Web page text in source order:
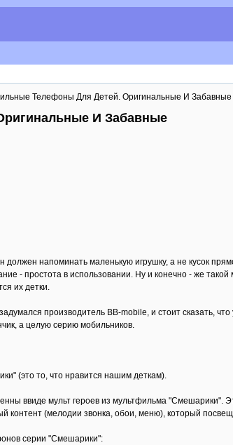
Телефоны Для Детей. Оригинальные И Забавные
И Забавные
напоминать маленькую игрушку, а не кусок
- простота в использовании. Ну и конечно - же
их детки.
производитель BB-mobile, и стоит сказать,
а целую серию мобильников.
(это то, что нравится нашим деткам).
ввиде мульт героев из мультфильма "Смешарики".
контент (мелодии звонка, обои, меню), который
серии "Смешарики":